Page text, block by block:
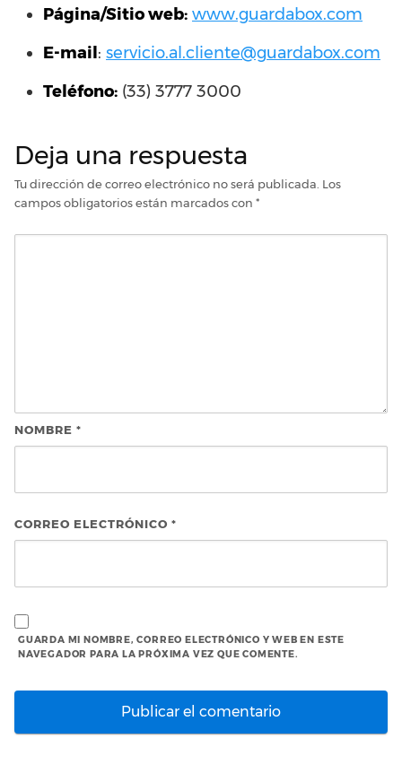
Página/Sitio web: www.guardabox.com
E-mail : servicio.al.cliente@guardabox.com
Teléfono: (33) 3777 3000
Deja una respuesta
Tu dirección de correo electrónico no será publicada. Los
campos obligatorios están marcados con *
NOMBRE *
CORREO ELECTRÓNICO *
GUARDA MI NOMBRE, CORREO ELECTRÓNICO Y WEB EN ESTE
NAVEGADOR PARA LA PRÓXIMA VEZ QUE COMENTE.